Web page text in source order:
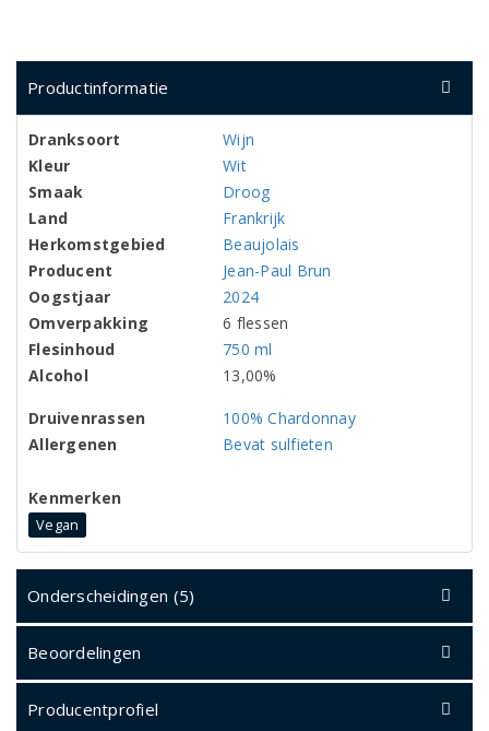
Productinformatie
Dranksoort
Wijn
Kleur
Wit
Smaak
Droog
Land
Frankrijk
Herkomstgebied
Beaujolais
Producent
Jean-Paul Brun
Oogstjaar
2024
Omverpakking
6 flessen
Flesinhoud
750 ml
Alcohol
13,00%
Druivenrassen
100% Chardonnay
Allergenen
Bevat sulfieten
Kenmerken
Vegan
Onderscheidingen (5)
Beoordelingen
Producentprofiel